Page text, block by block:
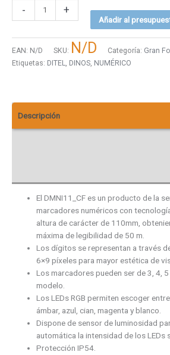
- +
Añadir al
EAN: N/D SKU: N/D Categoría: Gran
Etiquetas: DITEL, DINOS, NUMÉRICO
Descripción
El DMNI11_CF es un producto de la
marcadores numéricos con
altura de carácter de 110mm,
máxima de legibilidad de 50 m.
Los dígitos se representan a través
6×9 píxeles para mayor estética de
Los marcadores pueden ser de 3, 4,
modelo.
Los LEDs RGB permiten escoger
ámbar, azul, cian, magenta y blanco.
Dispone de sensor de luminosidad
automática la intensidad de los LEDs
Protección IP54.